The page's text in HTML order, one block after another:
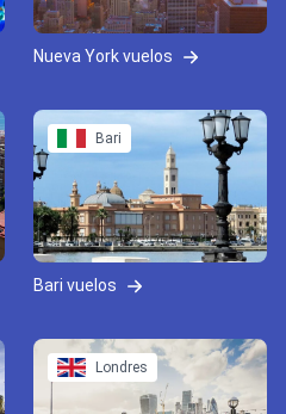
Nueva York vuelos
Bari
Bari vuelos
Londres